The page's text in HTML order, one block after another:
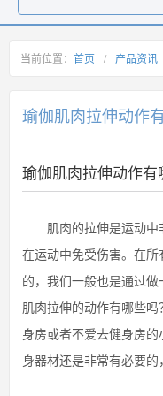
当前位置： 首页 / 产品资讯
瑜伽肌肉拉伸动作
瑜伽肌肉拉伸动作有
肌肉的拉伸是运动中
在运动中免受伤害。在
的，我们一般也是通过
肌肉拉伸的动作有哪些
身房或者不爱去健身房
身器材还是非常有必要的